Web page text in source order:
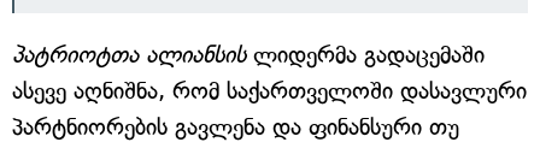
პატრიოტთა ალიანსისლიდერმა გადაცემაში
ასევე აღნიშნა, რომ საქართველოში დასავლური
პარტნიორების გავლენა და ფინანსური თუ